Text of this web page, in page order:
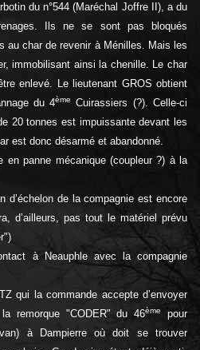
du n°544 (Maréchal Joffre II), a du
Ils ne se sont pas bloqués
au char de revenir à Ménilles. Mais les
immobilisant ainsi la chenille. Le char
enlevé. Le lieutenant GROS obtient
du 4ème
Cuirassiers (?). Celle-ci
20 tonnes est impuissante devant les
est donc désarmé et abandonné.
en panne mécanique (coupleur ?) à la
d’échelon de la compagnie est encore
d’ailleurs, pas tout le matériel prévu
à Neauphle avec la compagnie
qui la commande accepte d’envoyer
remorque "CODER" du 46ème
pour
à Dampierre où doit se trouver